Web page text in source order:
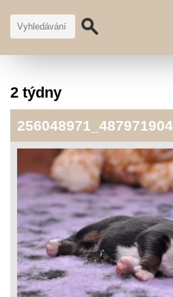
2 týdny